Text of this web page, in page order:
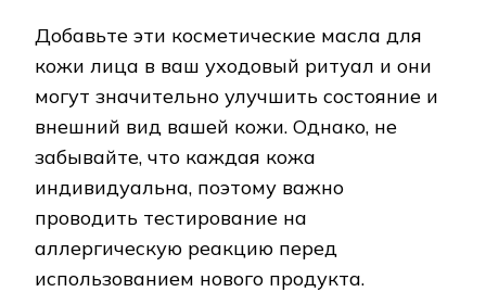
Добавьте эти косметические масла для
кожи лица в ваш уходовый ритуал и они
могут значительно улучшить состояние и
внешний вид вашей кожи. Однако, не
забывайте, что каждая кожа
индивидуальна, поэтому важно
проводить тестирование на
аллергическую реакцию перед
использованием нового продукта.